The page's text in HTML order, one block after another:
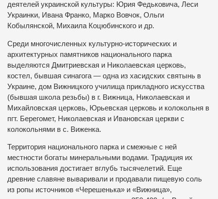
деятелей украинской культуры: Юрия Федьковича, Леси
Украинки, Ивана Франко, Марко Вовчок, Ольги
Кобылянской, Михаила Коцюбинского и др.
Среди многочисленных культурно-исторических и
архитектурных памятников национального парка
выделяются Дмитриевская и Николаевская церковь,
костел, бывшая синагога — одна из хасидских святынь в
Украине, дом Вижницкого училища прикладного искусства
(бывшая школа резьбы) в г. Вижница, Николаевская и
Михайловская церковь, Юрьевская церковь и колокольня в
пгт. Берегомет, Николаевская и Ивановская церкви с
колокольнями в с. Виженка.
Территория национального парка и смежные с ней
местности богаты минеральными водами. Традиция их
использования достигает вглубь тысячелетий. Еще
древние славяне вываривали и продавали пищевую соль
из ропы источников «Черешенька» и «Вижница»,